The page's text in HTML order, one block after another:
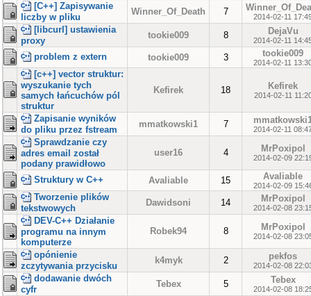
[C++] Zapisywanie
liczby w pliku
Winner_Of_Death 7 2014-02-11
[libcurl] ustawienia
proxy
tookie009 8 DejaVu
2014-02-11
problem z extern tookie009 3 tookie009
2014-02-11
[c++] vector struktur:
wyszukanie tych
samych łańcuchów pól
struktur
Kefirek 18 Kefirek
2014-02-11
Zapisanie wyników
do pliku przez fstream
mmatkowski1 7 2014-02-11
Sprawdzanie czy
adres email został
podany prawidłowo
user16 4 MrPoxipol
2014-02-09
Struktury w C++ Avaliable 15 Avaliable
2014-02-09
Tworzenie plików
tekstwowych
Dawidsoni 14 MrPoxipol
2014-02-08
DEV-C++ Działanie
programu na innym
komputerze
Robek94 8 MrPoxipol
2014-02-08
opónienie
zczytywania przycisku
k4myk 2 pekfos
2014-02-08
dodawanie dwóch
cyfr
Tebex 5 Tebex
2014-02-08